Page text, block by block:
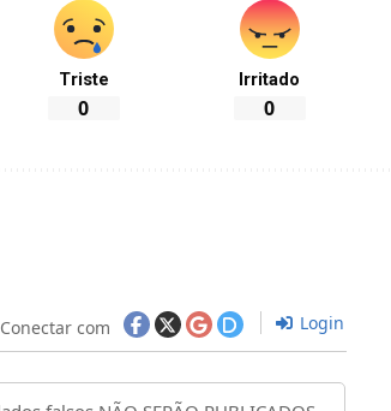
Triste
0
Irritado
0
Conectar com Login